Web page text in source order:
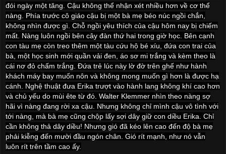
đói ngày một tăng. Cậu không thể nhận xét nhiều hơn về cơ thể
nàng. Phía trước cô giáo cậu bị một bà mẹ béo núc ngồi chắn,
không nhìn được gì. Chỗ ngồi yêu thích của cậu hôm nay bị chiếm
mất. Nàng luôn ngồi bên cây đàn thứ hai trong giờ học. Bên cạnh
con tàu mẹ còn treo thêm một tàu cứu hộ bé xíu, đứa con trai của
bà, một học sinh mới quần vải đen, áo sơ mi trắng và kèm theo là
cái nơ đỏ chấm trắng. Đứa trẻ lúc này lờ đờ trên ghế như hành
khách máy bay muốn nôn và không mong muốn gì hơn là được hạ
cánh. Nghệ thuật đưa Erika trượt vào hành lang không khí cao hơn
và chủ yếu do mùi ête từ đó. Walter Klemmer nhìn theo nàng sợ
hãi vì nàng đang rời xa cậu. Nhưng không chỉ mình cậu vô tình với
tới nàng, mà bà mẹ cũng chộp lấy sợi dây giữ con diều Erika. Chỉ
cần không thả dây diều! Nhưng gió đã kéo lên cao đến độ bà mẹ
phải kiễng đến mười đầu ngón chân. Gió rít mạnh, như nó vẫn
luôn rít trên tầm cao ấy.